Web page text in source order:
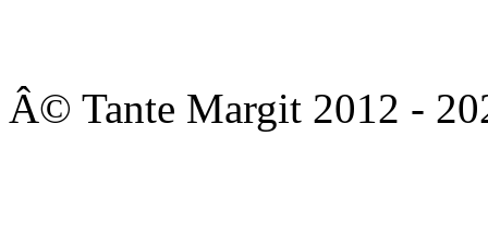
Â© Tante Margit 2012 -